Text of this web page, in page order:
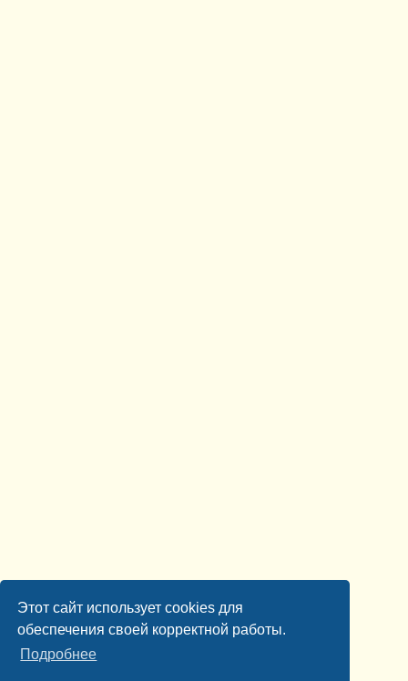
Этот сайт использует cookies для
обеспечения своей корректной работы.
Подробнее